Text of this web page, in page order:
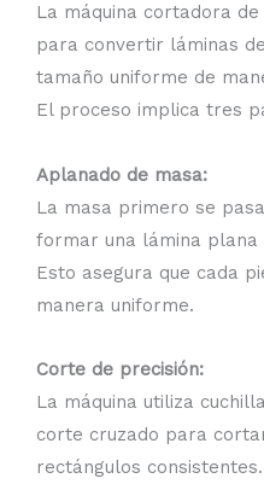
La máquina cortadora
para convertir láminas
tamaño uniforme de
El proceso implica tres
Aplanado de masa:
La masa primero se
formar una lámina plana
Esto asegura que cada
manera uniforme.
Corte de precisión:
La máquina utiliza
corte cruzado para
rectángulos consistentes.